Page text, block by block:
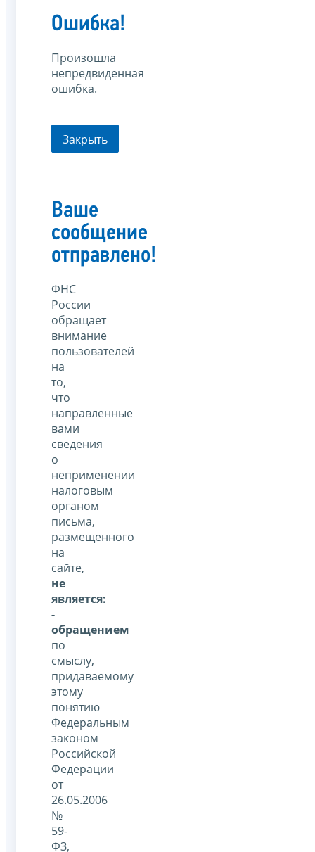
Ошибка!
Произошла
непредвиденная
ошибка.
Закрыть
Ваше
сообщение
отправлено!
ФНС
России
обращает
внимание
пользователей
на
то,
что
направленные
вами
сведения
о
неприменении
налоговым
органом
письма,
размещенного
на
сайте,
не
является:
-
обращением
по
смыслу,
придаваемому
этому
понятию
Федеральным
законом
Российской
Федерации
от
26.05.2006
№
59-
ФЗ,